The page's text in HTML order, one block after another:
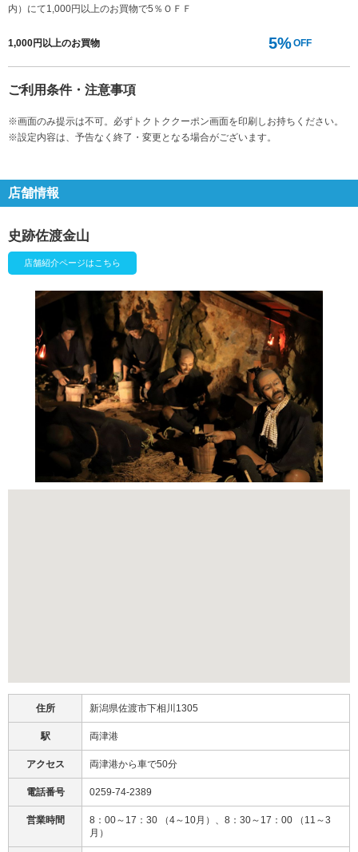
内）にて1,000円以上のお買物で5％ＯＦＦ
1,000円以上のお買物 5%OFF
ご利用条件・注意事項
※画面のみ提示は不可。必ずトクトククーポン画面を印刷しお持ちください。
※設定内容は、予告なく終了・変更となる場合がございます。
店舗情報
史跡佐渡金山
店舗紹介ページはこちら
住所 新潟県佐渡市下相川1305
駅 両津港
アクセス 両津港から車で50分
電話番号 0259-74-2389
営業時間
8：00～17：30 （4～10月）、8：30～17：00 （11～3
月）